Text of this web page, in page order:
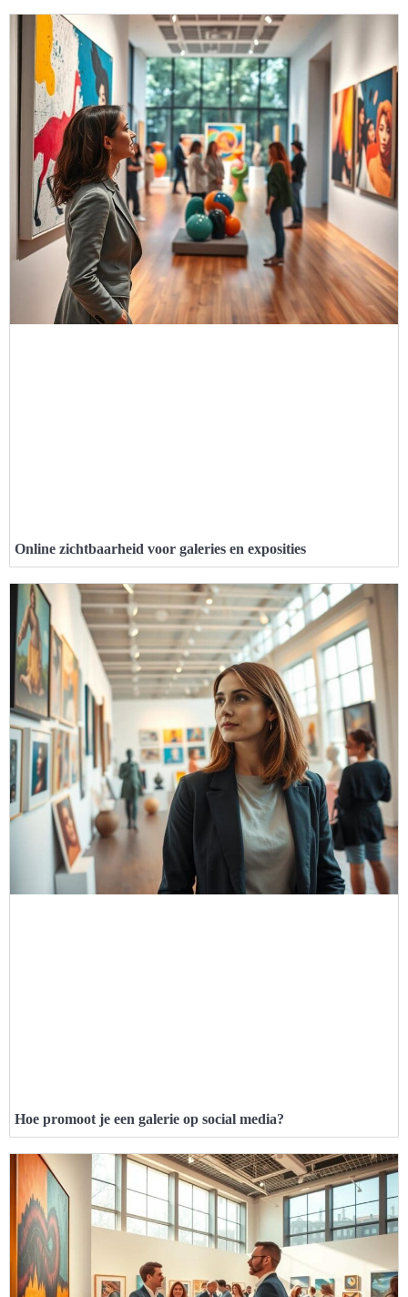
Online zichtbaarheid voor galeries en exposities
Hoe promoot je een galerie op social media?